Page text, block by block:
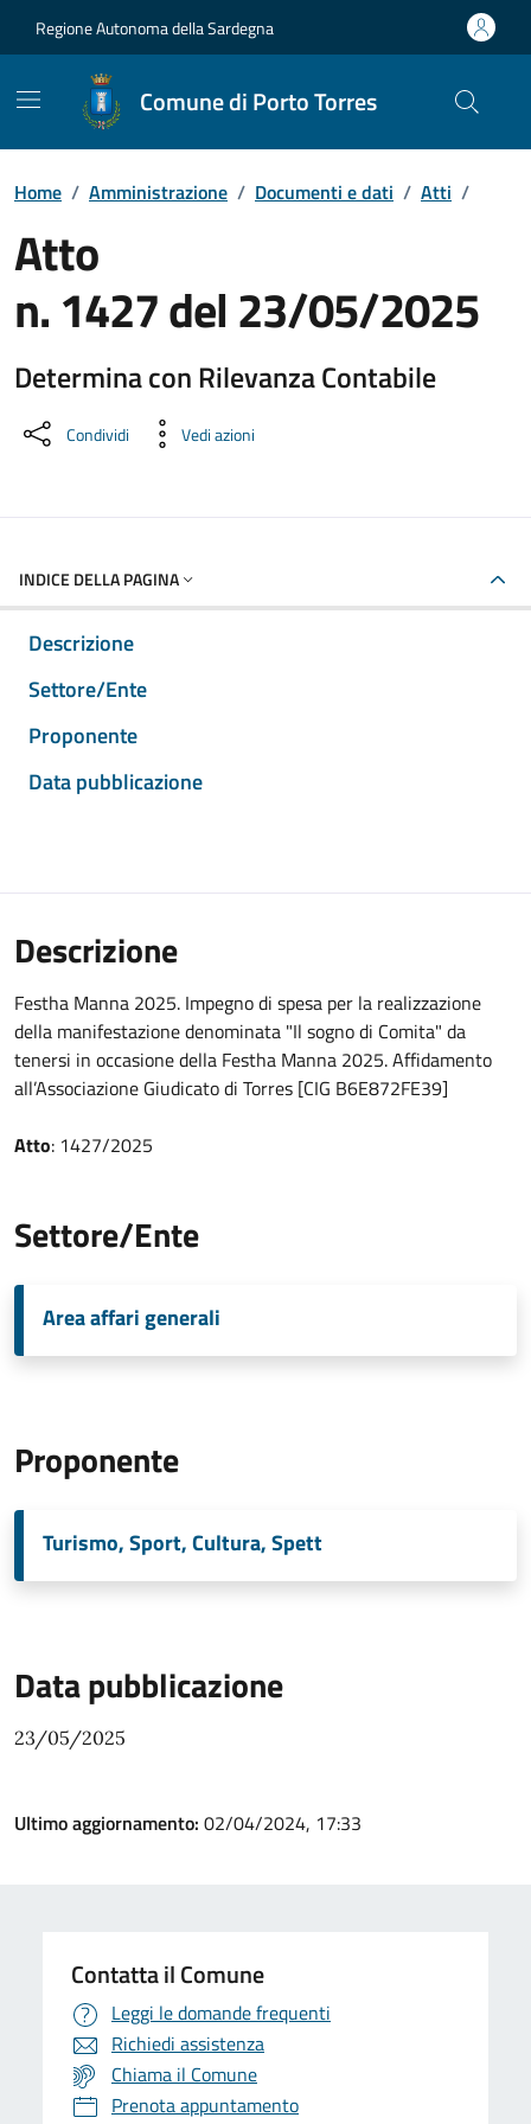
Regione Autonoma della Sardegna
Comune di Porto Torres
Home / Amministrazione / Documenti e dati / Atti /
Atto
n. 1427 del 23/05/2025
Determina con Rilevanza Contabile
Dettaglio del documento
Condividi Vedi azioni
INDICE DELLA PAGINA
Descrizione
Settore/Ente
Proponente
Data pubblicazione
Descrizione
Festha Manna 2025. Impegno di spesa per la realizzazione
della manifestazione denominata "Il sogno di Comita" da
tenersi in occasione della Festha Manna 2025. Affidamento
all’Associazione Giudicato di Torres [CIG B6E872FE39]
Atto: 1427/2025
Settore/Ente
Area affari generali
Proponente
Turismo, Sport, Cultura, Spett
Data pubblicazione
23/05/2025
Ultimo aggiornamento: 02/04/2024, 17:33
Contatta il Comune
Leggi le domande frequenti
Richiedi assistenza
Chiama il Comune
Prenota appuntamento